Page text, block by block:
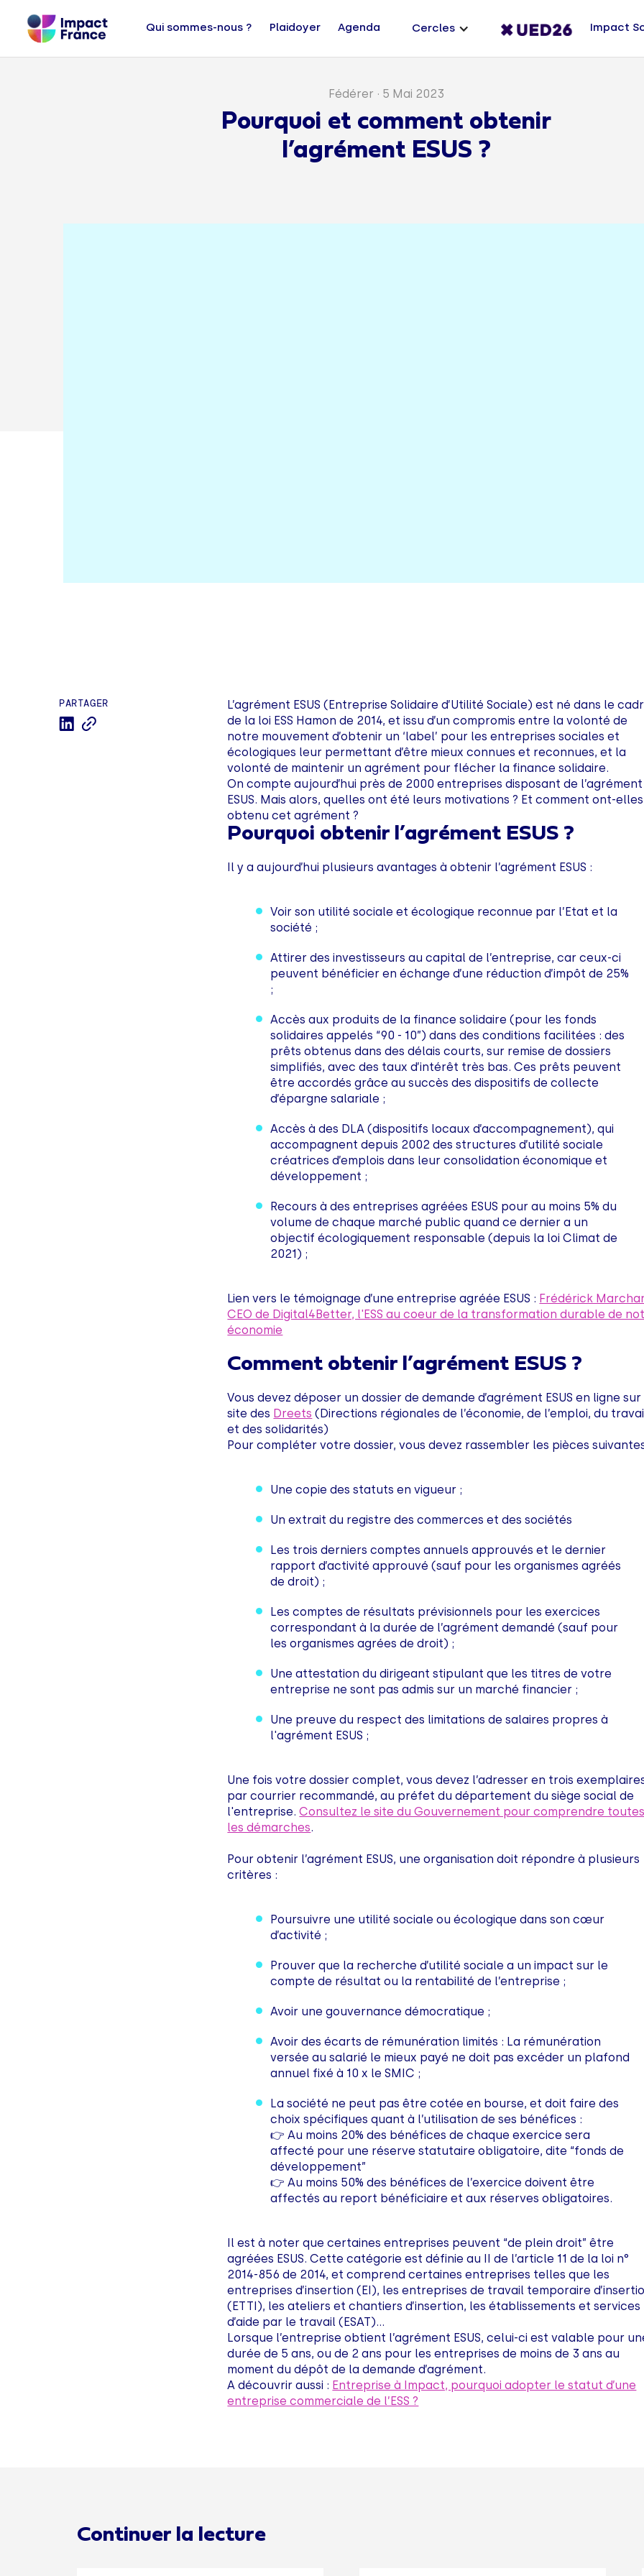
Qui sommes-nous ? Plaidoyer Agenda Cercles Impact
Fédérer · 5 Mai 2023
Pourquoi et comment obtenir
l’agrément ESUS ?
PARTAGER
L’agrément ESUS (Entreprise Solidaire d’Utilité Sociale) est né dans le
de la loi ESS Hamon de 2014, et issu d’un compromis entre la volonté de
notre mouvement d’obtenir un ‘label’ pour les entreprises sociales et
écologiques leur permettant d’être mieux connues et reconnues, et la
volonté de maintenir un agrément pour flécher la finance solidaire.
On compte aujourd’hui près de 2000 entreprises disposant de l’agrément
ESUS. Mais alors, quelles ont été leurs motivations ? Et comment ont-elles
obtenu cet agrément ?
Pourquoi obtenir l’agrément ESUS ?
Il y a aujourd’hui plusieurs avantages à obtenir l’agrément ESUS :
Voir son utilité sociale et écologique reconnue par l’Etat et la
société ;
Attirer des investisseurs au capital de l’entreprise, car ceux-ci
peuvent bénéficier en échange d’une réduction d’impôt de 25%
;
Accès aux produits de la finance solidaire (pour les fonds
solidaires appelés “90 - 10”) dans des conditions facilitées : des
prêts obtenus dans des délais courts, sur remise de dossiers
simplifiés, avec des taux d’intérêt très bas. Ces prêts peuvent
être accordés grâce au succès des dispositifs de collecte
d’épargne salariale ;
Accès à des DLA (dispositifs locaux d’accompagnement), qui
accompagnent depuis 2002 des structures d’utilité sociale
créatrices d’emplois dans leur consolidation économique et
développement ;
Recours à des entreprises agréées ESUS pour au moins 5% du
volume de chaque marché public quand ce dernier a un
objectif écologiquement responsable (depuis la loi Climat de
2021) ;
Lien vers le témoignage d’une entreprise agréée ESUS : Frédérick
CEO de Digital4Better, l'ESS au coeur de la transformation durable de
économie
Comment obtenir l’agrément ESUS ?
Vous devez déposer un dossier de demande d’agrément ESUS en ligne
site des Dreets (Directions régionales de l’économie, de l’emploi, du
et des solidarités)
Pour compléter votre dossier, vous devez rassembler les pièces
Une copie des statuts en vigueur ;
Un extrait du registre des commerces et des sociétés
Les trois derniers comptes annuels approuvés et le dernier
rapport d’activité approuvé (sauf pour les organismes agréés
de droit) ;
Les comptes de résultats prévisionnels pour les exercices
correspondant à la durée de l’agrément demandé (sauf pour
les organismes agrées de droit) ;
Une attestation du dirigeant stipulant que les titres de votre
entreprise ne sont pas admis sur un marché financier ;
Une preuve du respect des limitations de salaires propres à
l'agrément ESUS ;
Une fois votre dossier complet, vous devez l’adresser en trois
par courrier recommandé, au préfet du département du siège social de
l'entreprise.Consultez le site du Gouvernement pour comprendre
les démarches.
Pour obtenir l’agrément ESUS, une organisation doit répondre à plusieurs
critères :
Poursuivre une utilité sociale ou écologique dans son cœur
d’activité ;
Prouver que la recherche d’utilité sociale a un impact sur le
compte de résultat ou la rentabilité de l’entreprise ;
Avoir une gouvernance démocratique ;
Avoir des écarts de rémunération limités : La rémunération
versée au salarié le mieux payé ne doit pas excéder un plafond
annuel fixé à 10 x le SMIC ;
La société ne peut pas être cotée en bourse, et doit faire des
choix spécifiques quant à l’utilisation de ses bénéfices :
👉 Au moins 20% des bénéfices de chaque exercice sera
affecté pour une réserve statutaire obligatoire, dite “fonds de
développement”
👉 Au moins 50% des bénéfices de l’exercice doivent être
affectés au report bénéficiaire et aux réserves obligatoires.
Il est à noter que certaines entreprises peuvent “de plein droit” être
agréées ESUS. Cette catégorie est définie au II de l’article 11 de la loi n°
2014-856 de 2014, et comprend certaines entreprises telles que les
entreprises d’insertion (EI), les entreprises de travail temporaire
(ETTI), les ateliers et chantiers d’insertion, les établissements et services
d’aide par le travail (ESAT)...
Lorsque l’entreprise obtient l’agrément ESUS, celui-ci est valable pour
durée de 5 ans, ou de 2 ans pour les entreprises de moins de 3 ans au
moment du dépôt de la demande d’agrément.
A découvrir aussi : Entreprise à Impact, pourquoi adopter le statut d’une
entreprise commerciale de l’ESS ?
Continuer la lecture